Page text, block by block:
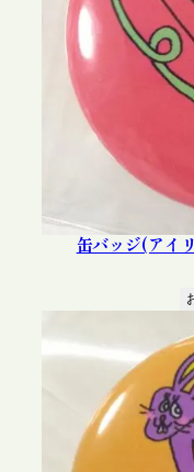
缶バッジ(アイ